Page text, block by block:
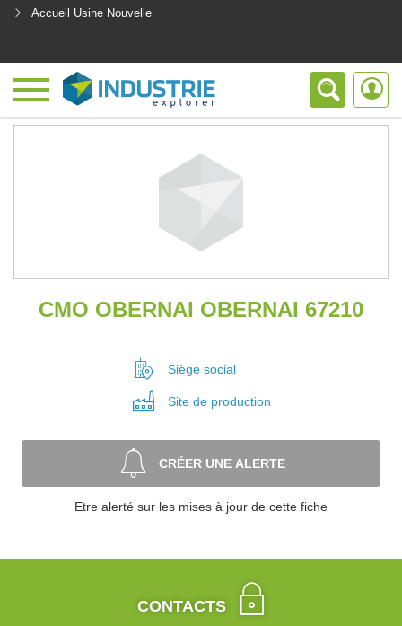
Accueil Usine Nouvelle
CMO OBERNAI OBERNAI 67210
Siège social
Site de production
CRÉER UNE ALERTE
Etre alerté sur les mises à jour de cette fiche
CONTACTS